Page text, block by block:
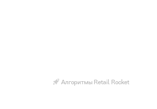
Алгоритмы Retail Rocket